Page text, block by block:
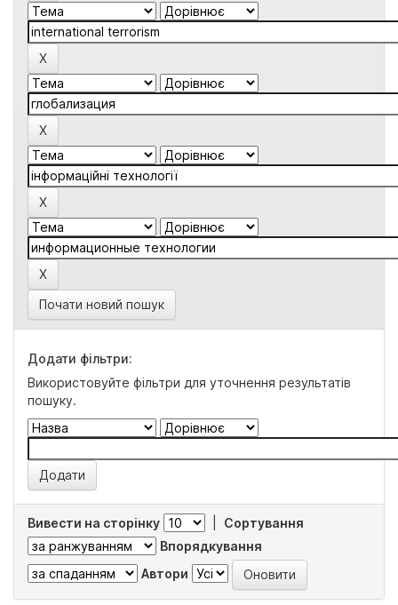
Почати новий пошук
Додати фільтри:
Використовуйте фільтри для уточнення результатів
пошуку.
Вивести на сторінку
Сортування
Впорядкування
Автори